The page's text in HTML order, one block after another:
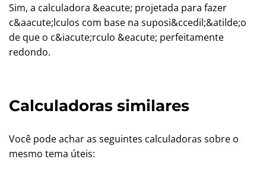
Sim, a calculadora &eacute; projetada para fazer
c&aacute;lculos com base na suposi&ccedil;&atilde;o
de que o c&iacute;rculo &eacute; perfeitamente
redondo.
Calculadoras similares
Você pode achar as seguintes calculadoras sobre o
mesmo tema úteis: